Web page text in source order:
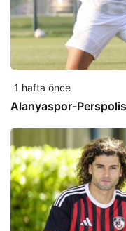
1 hafta önce
Alanyaspor-Perspolis